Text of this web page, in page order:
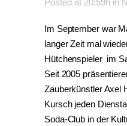
Posted at 20:59h in
Im September war
langer Zeit mal
Hütchenspieler im
Seit 2005
Zauberkünstler Axel
Kursch jeden
Soda-Club in der